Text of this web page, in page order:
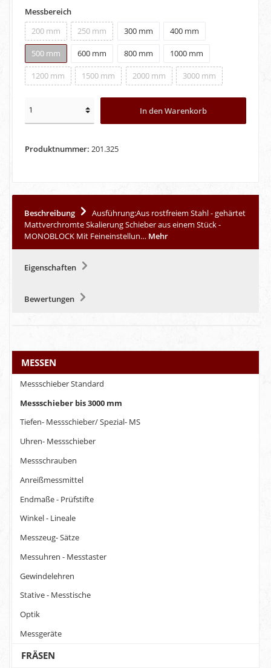
Messbereich
200 mm
250 mm 300 mm 400 mm
500 mm 600 mm 800 mm 1000 mm
1200 mm 1500 mm 2000 mm 3000 mm
In den Warenkorb
Produktnummer: 201.325
Beschreibung
Ausführung:Aus rostfreiem Stahl - gehärtet
Mattverchromte Skalierung Schieber aus einem Stück -
MONOBLOCK Mit Feineinstellun… Mehr
Eigenschaften
Bewertungen
MESSEN
Messschieber Standard
Messschieber bis 3000 mm
Tiefen- Messschieber/ Spezial- MS
Uhren- Messschieber
Messschrauben
Anreißmessmittel
Endmaße - Prüfstifte
Winkel - Lineale
Messzeug- Sätze
Messuhren - Messtaster
Gewindelehren
Stative - Messtische
Optik
Messgeräte
FRÄSEN